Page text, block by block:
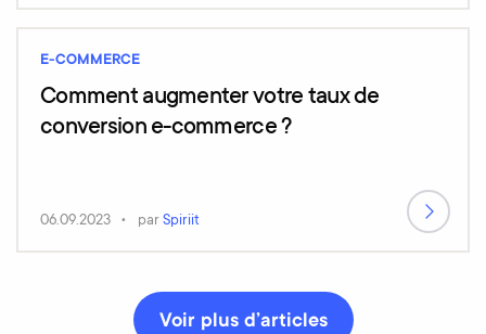
E-COMMERCE
Comment augmenter votre taux de
conversion e-commerce ?
06.09.2023 par Spiriit
Voir plus d’articles